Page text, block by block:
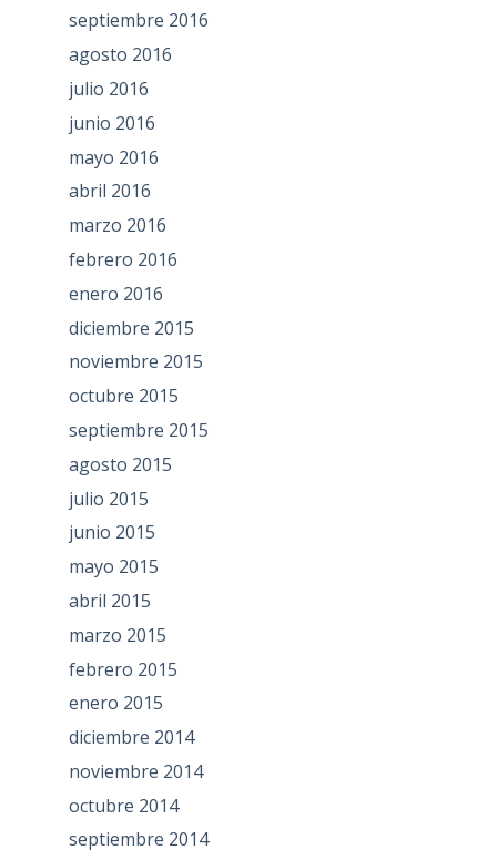
septiembre 2016
agosto 2016
julio 2016
junio 2016
mayo 2016
abril 2016
marzo 2016
febrero 2016
enero 2016
diciembre 2015
noviembre 2015
octubre 2015
septiembre 2015
agosto 2015
julio 2015
junio 2015
mayo 2015
abril 2015
marzo 2015
febrero 2015
enero 2015
diciembre 2014
noviembre 2014
octubre 2014
septiembre 2014